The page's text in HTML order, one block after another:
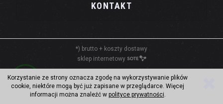
KONTAKT
*) brutto + koszty dostawy
sklep internetowy
Korzystanie ze strony oznacza zgodę na wykorzystywanie plików
cookie, niektóre mogą być już zapisane w przeglądarce. Więcej
informacji można znaleźć w polityce prywatności.